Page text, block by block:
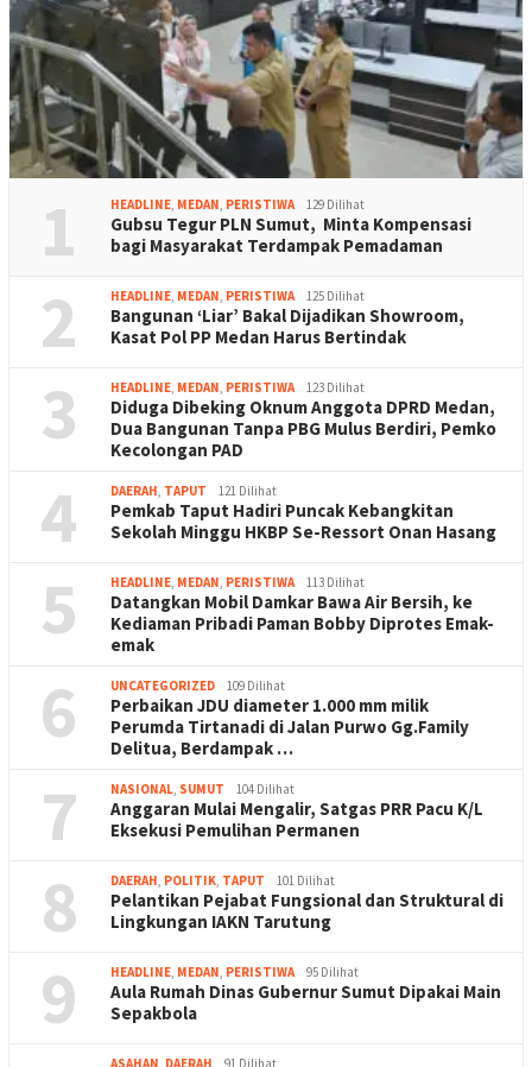
1 HEADLINE MEDAN PERISTIWA 129 Dilihat
Gubsu Tegur PLN Sumut, Minta Kompensasi
bagi Masyarakat Terdampak Pemadaman
2 HEADLINE MEDAN PERISTIWA 125 Dilihat
Bangunan ‘Liar’ Bakal Dijadikan Showroom,
Kasat Pol PP Medan Harus Bertindak
3 HEADLINE MEDAN PERISTIWA 123 Dilihat
Diduga Dibeking Oknum Anggota DPRD Medan,
Dua Bangunan Tanpa PBG Mulus Berdiri, Pemko
Kecolongan PAD
4 DAERAH TAPUT 121 Dilihat
Pemkab Taput Hadiri Puncak Kebangkitan
Sekolah Minggu HKBP Se-Ressort Onan Hasang
5 HEADLINE MEDAN PERISTIWA 113 Dilihat
Datangkan Mobil Damkar Bawa Air Bersih, ke
Kediaman Pribadi Paman Bobby Diprotes Emak-
emak
6 UNCATEGORIZED 109 Dilihat
Perbaikan JDU diameter 1.000 mm milik
Perumda Tirtanadi di Jalan Purwo Gg.Family
Delitua, Berdampak …
7 NASIONAL SUMUT 104 Dilihat
Anggaran Mulai Mengalir, Satgas PRR Pacu K/L
Eksekusi Pemulihan Permanen
8 DAERAH POLITIK TAPUT 101 Dilihat
Pelantikan Pejabat Fungsional dan Struktural di
Lingkungan IAKN Tarutung
9 HEADLINE MEDAN PERISTIWA 95 Dilihat
Aula Rumah Dinas Gubernur Sumut Dipakai Main
Sepakbola
ASAHAN DAERAH 91 Dilihat